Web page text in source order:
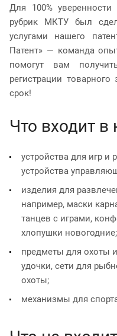
Для 100%
рубрик МКТУ был
услугами нашего
Патент» — команда
помогут вам
регистрации
срок!
Что входит в
устройства для игр и
устройства
изделия для
например, маски
танцев с играми,
хлопушки новогодние;
предметы для охоты
удочки, сети для
охоты;
механизмы для